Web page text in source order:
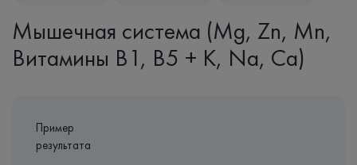
Мышечная система (Mg, Zn, Mn,
Витамины B1, B5 + K, Na, Ca)
Пример
результата